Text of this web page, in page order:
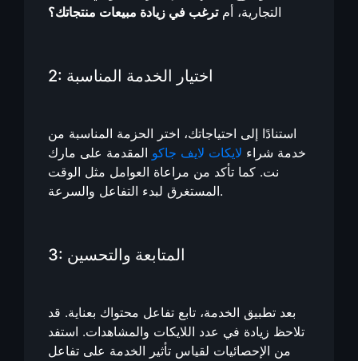
التجارية، أمترغب في زيادة مبيعات منتجاتك؟
2: اختيار الخدمة المناسبة
استنادًا إلى احتياجاتك، اختر الحزمة المناسبة من
خدمة شراء لايكات لايف جاكو المقدمة على مارك
نت. كما تأكد من مراعاة العوامل مثل الوقت
المستغرق لبدء التفاعل والسرعة.
3: المتابعة والتحسين
بعد تطبيق الخدمة، تابع تفاعل محتواك بعناية. قد
تلاحظ زيادة في عدد اللايكات والمشاهدات. استفد
من الإحصائيات لقياس تأثير الخدمة على تفاعل